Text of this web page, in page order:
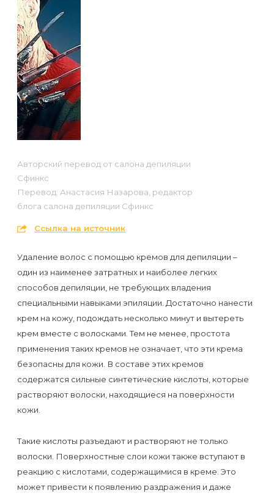
воском
Шугаринг
Мужская
депиляция
Бикини-
Мастера
Отзывы
Материалы
и
инструменты
Партнерство
Фото
Видео
Вопросы-
ответы
Статьи
Форум
ВАЖНО
Подготовка
к
процедуре
эпиляции
воском
сахаром
Эпиляция
и
Формула-1
Эпиляция
раз
перед
важным
Противопоказания
к
эпиляции
КОНТАКТЫ
Авторский перевод от салона депиляции
Сфинкс
Перевод: Анастасия Назарова, редактор
блога салона депиляции Сфинкс
Ссылка на источник
Удаление волос с помощью кремов для депиляции –
один из наименее затратных и наиболее легких
способов депиляции, не требующих владения
специальными навыками эпиляции. Достаточно нанести
крем на кожу, подождать несколько минут и вытереть
крем вместе с волосками. Тем не менее, простота
применения таких кремов не означает, что эти крема
безопасны для кожи. В составе этих кремов
содержатся сильные синтетические кислоты, которые
растворяют волоски, находящиеся на поверхности
кожи.
Такие кислоты разъедают и растворяют не только
волоски. Поверхностные слои кожи также вступают в
реакцию с кислотами, содержащимися в креме. Это
может привести к появлению раздражения и даже